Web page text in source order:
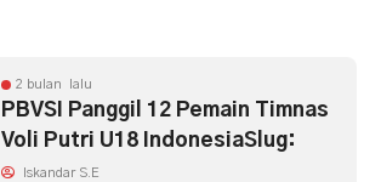
2 bulan lalu
PBVSI Panggil 12 Pemain Timnas
Voli Putri U18 IndonesiaSlug:
Iskandar S.E